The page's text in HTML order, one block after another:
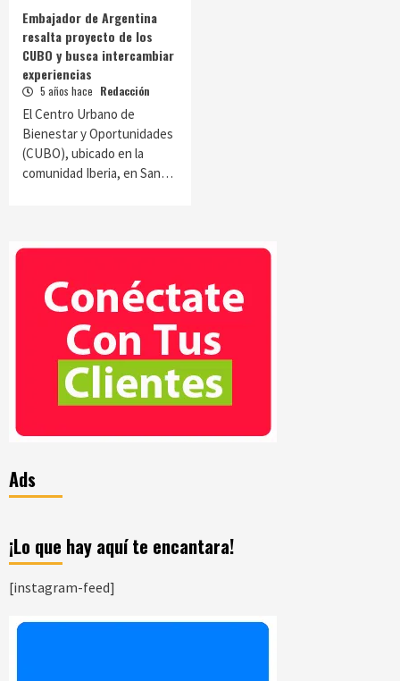
Embajador de Argentina
resalta proyecto de los
CUBO y busca intercambiar
experiencias
5 años hace Redacción
El Centro Urbano de
Bienestar y Oportunidades
(CUBO), ubicado en la
comunidad Iberia, en San…
Ads
¡Lo que hay aquí te encantara!
[instagram-feed]